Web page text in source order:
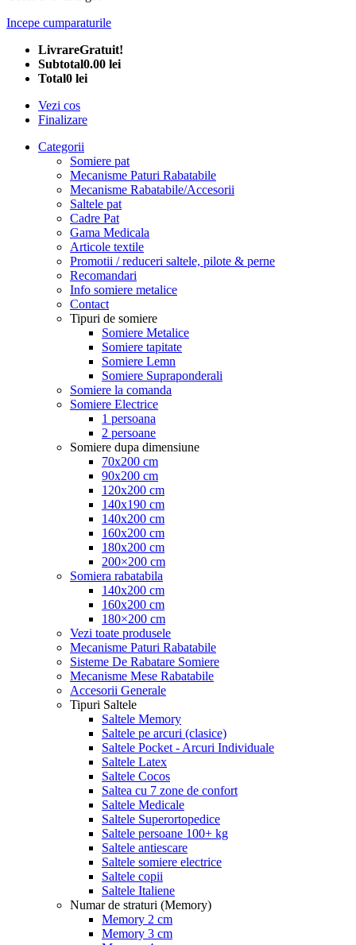
Incepe cumparaturile
LivrareGratuit!
Subtotal0.00 lei
Total0 lei
Vezi cos
Finalizare
Categorii
Somiere pat
Mecanisme Paturi Rabatabile
Mecanisme Rabatabile/Accesorii
Saltele pat
Cadre Pat
Gama Medicala
Articole textile
Promotii / reduceri saltele, pilote & perne
Recomandari
Info somiere metalice
Contact
Tipuri de somiere
Somiere Metalice
Somiere tapitate
Somiere Lemn
Somiere Supraponderali
Somiere la comanda
Somiere Electrice
1 persoana
2 persoane
Somiere dupa dimensiune
70x200 cm
90x200 cm
120x200 cm
140x190 cm
140x200 cm
160x200 cm
180x200 cm
200×200 cm
Somiera rabatabila
140x200 cm
160x200 cm
180×200 cm
Vezi toate produsele
Mecanisme Paturi Rabatabile
Sisteme De Rabatare Somiere
Mecanisme Mese Rabatabile
Accesorii Generale
Tipuri Saltele
Saltele Memory
Saltele pe arcuri (clasice)
Saltele Pocket - Arcuri Individuale
Saltele Latex
Saltele Cocos
Saltea cu 7 zone de confort
Saltele Medicale
Saltele Superortopedice
Saltele persoane 100+ kg
Saltele antiescare
Saltele somiere electrice
Saltele copii
Saltele Italiene
Numar de straturi (Memory)
Memory 2 cm
Memory 3 cm